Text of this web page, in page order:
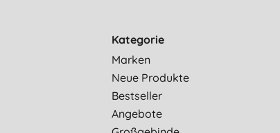
Kategorie
Marken
Neue Produkte
Bestseller
Angebote